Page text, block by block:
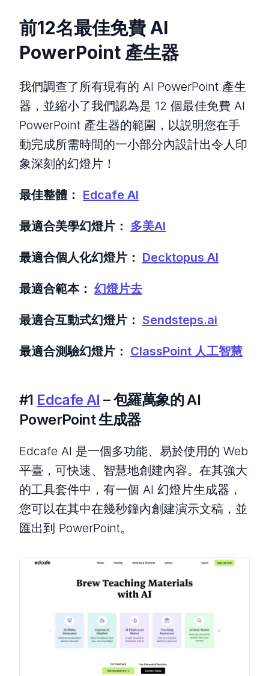
前12名最佳免費 AI
PowerPoint 產生器
我們調查了所有現有的 AI PowerPoint 產生
器，並縮小了我們認為是 12 個最佳免費 AI
PowerPoint 產生器的範圍，以説明您在手
動完成所需時間的一小部分內設計出令人印
象深刻的幻燈片！
最佳整體： Edcafe AI
最適合美學幻燈片： 多美AI
最適合個人化幻燈片： Decktopus AI
最適合範本： 幻燈片去
最適合互動式幻燈片： Sendsteps.ai
最適合測驗幻燈片： ClassPoint 人工智慧
#1 Edcafe AI – 包羅萬象的 AI
PowerPoint 生成器
Edcafe AI 是一個多功能、易於使用的 Web
平臺，可快速、智慧地創建內容。在其強大
的工具套件中，有一個 AI 幻燈片生成器，
您可以在其中在幾秒鐘內創建演示文稿，並
匯出到 PowerPoint。